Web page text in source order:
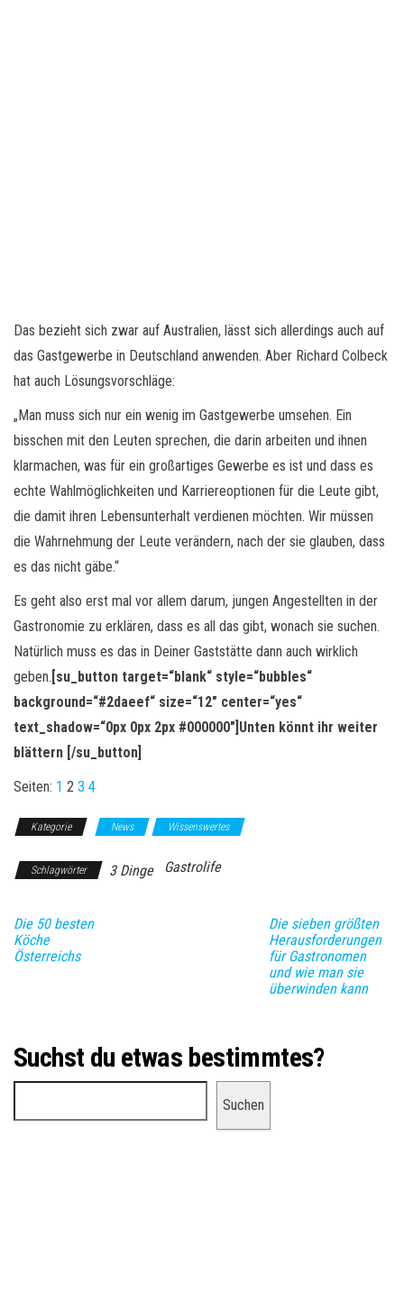
Das bezieht sich zwar auf Australien, lässt sich allerdings auch auf
das Gastgewerbe in Deutschland anwenden. Aber Richard Colbeck
hat auch Lösungsvorschläge:
„Man muss sich nur ein wenig im Gastgewerbe umsehen. Ein
bisschen mit den Leuten sprechen, die darin arbeiten und ihnen
klarmachen, was für ein großartiges Gewerbe es ist und dass es
echte Wahlmöglichkeiten und Karriereoptionen für die Leute gibt,
die damit ihren Lebensunterhalt verdienen möchten. Wir müssen
die Wahrnehmung der Leute verändern, nach der sie glauben, dass
es das nicht gäbe.“
Es geht also erst mal vor allem darum, jungen Angestellten in der
Gastronomie zu erklären, dass es all das gibt, wonach sie suchen.
Natürlich muss es das in Deiner Gaststätte dann auch wirklich
geben. [su_button target=“blank“ style=“bubbles“
background=“#2daeef“ size=“12″ center=“yes“
text_shadow=“0px 0px 2px #000000″]Unten könnt ihr weiter
blättern [/su_button]
Seiten: 1 2 3 4
Kategorie News Wissenswertes
Schlagwörter 3 Dinge Gastrolife
Die 50 besten
Köche
Österreichs
Die sieben größten
Herausforderungen
für Gastronomen
und wie man sie
überwinden kann
Suchst du etwas bestimmtes?
Suchen